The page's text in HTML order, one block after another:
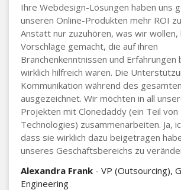
Ihre Webdesign-Lösungen haben uns
unseren Online-Produkten mehr ROI
Anstatt nur zuzuhören, was wir wollen,
Vorschläge gemacht, die auf ihren
Branchenkenntnissen und Erfahrungen
wirklich hilfreich waren. Die
Kommunikation während des
ausgezeichnet. Wir möchten in all
Projekten mit Clonedaddy (ein Teil
Technologies) zusammenarbeiten. Ja,
dass sie wirklich dazu beigetragen
unseres Geschäftsbereichs zu
Alexandra Frank - VP (Outsourcing),
Engineering